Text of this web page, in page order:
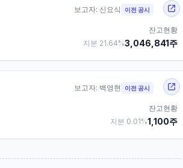
보고자: 신요식 이전 공시
잔고현황
지분 21.64%3,046,841주
보고자: 백영현 이전 공시
잔고현황
지분 0.01%1,100주